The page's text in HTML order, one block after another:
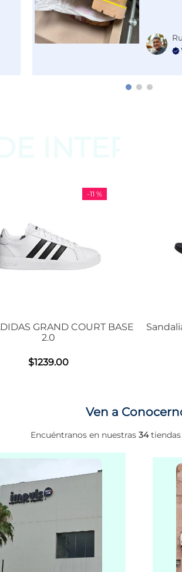
Sandalia Hombre Puma Leadcat
Ven a
Encuéntranos en nuestras 34tiendas